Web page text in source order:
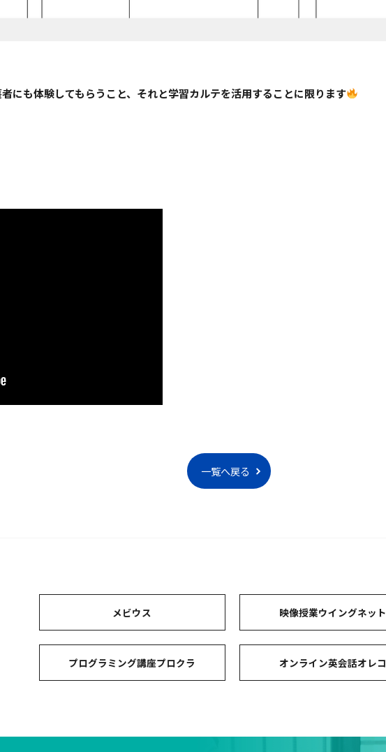
にも体験してもらうこと、それと学習カルテを活用することに限ります
一覧へ戻る
メビウス 映像授業ウイングネット
プログラミング講座プロクラ オンライン英会話オレコ